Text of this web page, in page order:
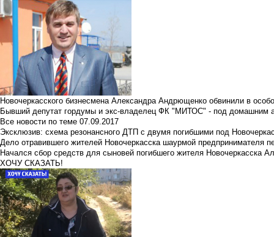
Новочеркасского бизнесмена Александра Андрющенко обвинили в
Бывший депутат гордумы и экс-владелец ФК "МИТОС" - под домашним
Все новости по теме 07.09.2017
Эксклюзив: схема резонансного ДТП с двумя погибшими под
Дело отравившего жителей Новочеркасска шаурмой предпринимателя
Начался сбор средств для сыновей погибшего жителя Новочеркасска
ХОЧУ СКАЗАТЬ!